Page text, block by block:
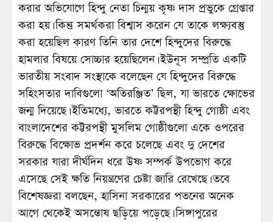
করার অভিযোগে হিন্দু নেতা চিন্ময় কৃষ্ণ দাস প্রভুকে গ্রেপ্তার
করা হয়। কিন্তু সমর্থকরা বিশ্বাস করেন যে তাকে লক্ষ্যবস্তু
করা হয়েছিল কারণ তিনি তার দেশে হিন্দুদের বিরুদ্ধে
হামলার বিষয়ে সোচ্চার হয়েছিলেন। ইউনূস সম্প্রতি একটি
ভারতীয় সংবাদ সংস্থাকে বলেছেন যে হিন্দুদের বিরুদ্ধে
সহিংসতার দাবিগুলো ‘অতিরঞ্জিত’ ছিল, যা ভারতে ক্ষোভের
জন্ম দিয়েছে। ইতিমধ্যে, ভারতে কট্টরপন্থী হিন্দু গোষ্ঠী এবং
বাংলাদেশের কট্টরপন্থী মুসলিম গোষ্ঠীগুলো একে ওপরের
বিরুদ্ধে বিক্ষোভ প্রদর্শন করে চলেছে এবং দু দেশের
সরকার যারা দীর্ঘদিন ধরে উষ্ণ সম্পর্ক উপভোগ করে
এসেছে সেই ক্ষতি নিয়ন্ত্রণের চেষ্টা জারি রেখেছে। তবে
বিশেষজ্ঞরা বলছেন, হাসিনা সরকারের পতনের অনেক
আগে থেকেই অসন্তোষ ছড়িয়ে পড়েছে। সিঙ্গাপুরের